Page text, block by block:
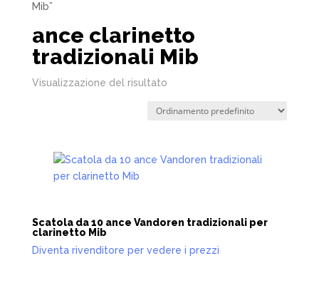
Mib”
ance clarinetto
tradizionali Mib
Visualizzazione del risultato
Scatola da 10 ance Vandoren tradizionali per
clarinetto Mib
Diventa rivenditore per vedere i prezzi